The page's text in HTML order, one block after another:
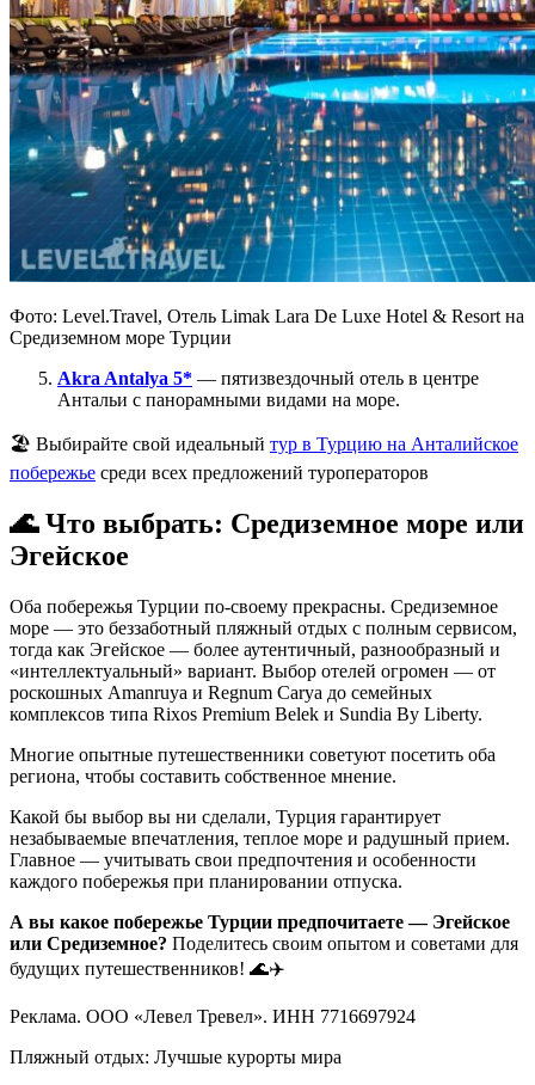
Фото: Level.Travel, Отель Limak Lara De Luxe Hotel & Resort на
Средиземном море Турции
Akra Antalya 5* — пятизвездочный отель в центре
Антальи с панорамными видами на море.
🏖️ Выбирайте свой идеальный тур в Турцию на Анталийское
побережье среди всех предложений туроператоров
🌊 Что выбрать: Средиземное море или
Эгейское
Оба побережья Турции по-своему прекрасны. Средиземное
море — это беззаботный пляжный отдых с полным сервисом,
тогда как Эгейское — более аутентичный, разнообразный и
«интеллектуальный» вариант. Выбор отелей огромен — от
роскошных Amanruya и Regnum Carya до семейных
комплексов типа Rixos Premium Belek и Sundia By Liberty.
Многие опытные путешественники советуют посетить оба
региона, чтобы составить собственное мнение.
Какой бы выбор вы ни сделали, Турция гарантирует
незабываемые впечатления, теплое море и радушный прием.
Главное — учитывать свои предпочтения и особенности
каждого побережья при планировании отпуска.
А вы какое побережье Турции предпочитаете — Эгейское
или Средиземное? Поделитесь своим опытом и советами для
будущих путешественников! 🌊✈️
Реклама. ООО «Левел Тревел». ИНН 7716697924
Пляжный отдых: Лучшые курорты мира